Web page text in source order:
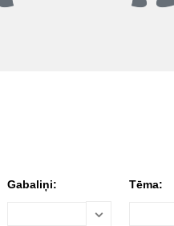
Gabaliņi: Tēma: